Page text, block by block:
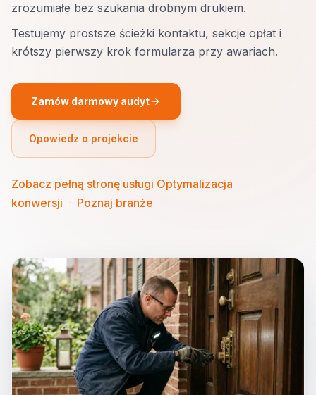
zrozumiałe bez szukania drobnym drukiem.
Testujemy prostsze ścieżki kontaktu, sekcje opłat i
krótszy pierwszy krok formularza przy awariach.
Zamów darmowy audyt
Opowiedz o projekcie
Zobacz pełną stronę usługi Optymalizacja
konwersji
Poznaj branże